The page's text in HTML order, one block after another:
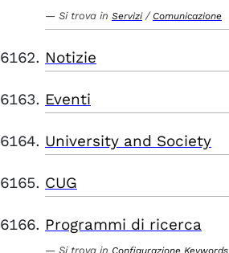
Si trova in Servizi / Comunicazione
Notizie
Eventi
University and Society
CUG
Programmi di ricerca
Si trova in Configurazione Keywords